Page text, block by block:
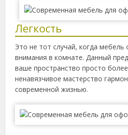
Легкость
Это не тот случай, когда мебель
внимания в комнате. Данный
ваше пространство просто
ненавязчивое мастерство
современной жизнью.